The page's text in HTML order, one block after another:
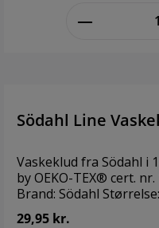
Materiale: 100%
Södahl Line
Vaskeklud fra Södahl i
by OEKO-TEX® cert.
Brand: Södahl
bomuldsfrotté
29,95 kr.